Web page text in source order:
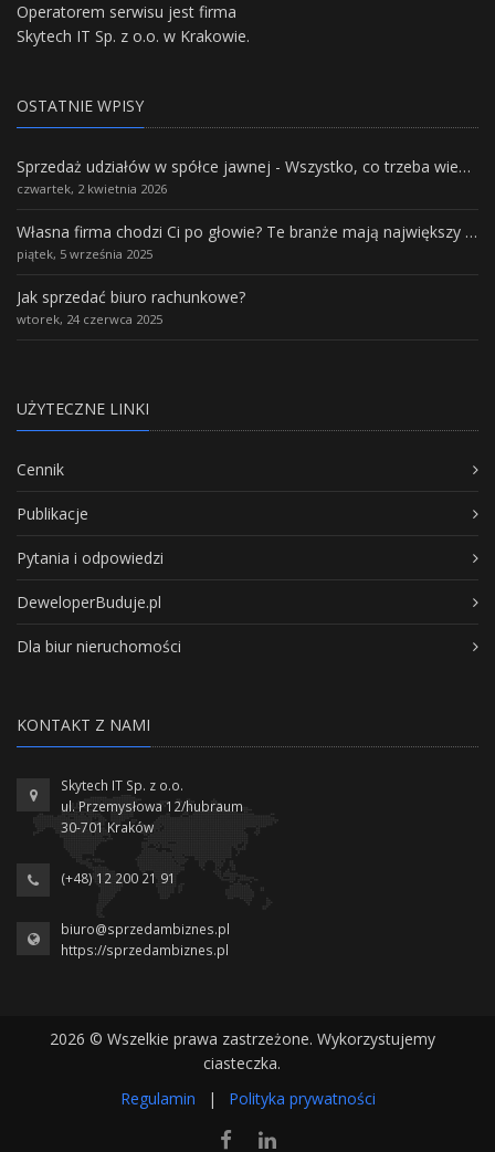
Operatorem serwisu jest firma
Skytech IT Sp. z o.o. w Krakowie.
OSTATNIE WPISY
Sprzedaż udziałów w spółce jawnej - Wszystko, co trzeba wiedzieć.
czwartek, 2 kwietnia 2026
Własna firma chodzi Ci po głowie? Te branże mają największy potencjał rozwoju
piątek, 5 września 2025
Jak sprzedać biuro rachunkowe?
wtorek, 24 czerwca 2025
UŻYTECZNE LINKI
Cennik
Publikacje
Pytania i odpowiedzi
DeweloperBuduje.pl
Dla biur nieruchomości
KONTAKT Z NAMI
Skytech IT Sp. z o.o.
ul. Przemysłowa 12/hubraum
30-701 Kraków
(+48) 12 200 21 91
biuro@sprzedambiznes.pl
https://sprzedambiznes.pl
2026 © Wszelkie prawa zastrzeżone. Wykorzystujemy
ciasteczka.
Regulamin
| Polityka prywatności